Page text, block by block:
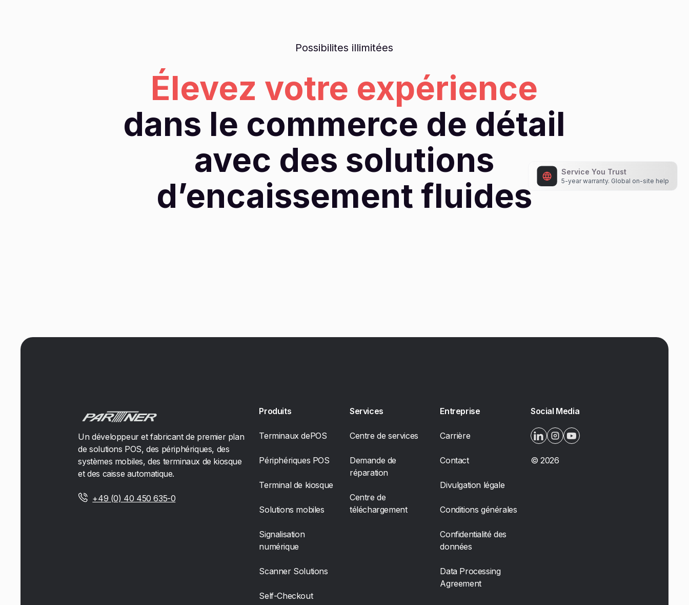
Possibilites illimitées
Élevez votre expérience
dans le commerce de détail
avec des solutions
d’encaissement fluides
Service You Trust
5-year warranty. Global on-site help
Un développeur et fabricant de premier plan
de solutions POS, des périphériques, des
systèmes mobiles, des terminaux de kiosque
et des caisse automatique.
+49 (0) 40 450 635-0
Produits
Terminaux dePOS
Périphériques POS
Terminal de kiosque
Solutions mobiles
Signalisation
numérique
Scanner Solutions
Self-Checkout
Services
Centre de services
Demande de
réparation
Centre de
téléchargement
Entreprise
Carrière
Contact
Divulgation légale
Conditions générales
Confidentialité des
données
Data Processing
Agreement
Social Media
©2026